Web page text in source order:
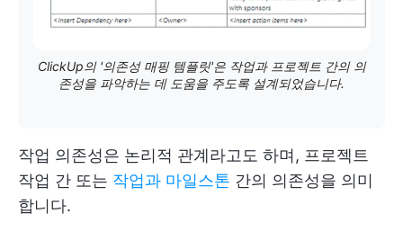
ClickUp의 '의존성 매핑 템플릿'은 작업과 프로젝트 간의 의
존성을 파악하는 데 도움을 주도록 설계되었습니다.
작업 의존성은 논리적 관계라고도 하며, 프로젝트
작업 간 또는 작업과 마일스톤 간의 의존성을 의미
합니다.